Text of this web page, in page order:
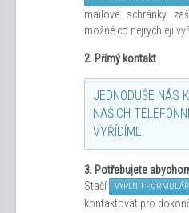
mailové schránky
možné co nejrychleji
2. Přímý kontakt
JEDNODUŠE NÁS
NAŠICH
VYŘÍDÍME.
3. Potřebujete
Stačí
VYPLNIT FORMULÁŘ
kontaktovat pro